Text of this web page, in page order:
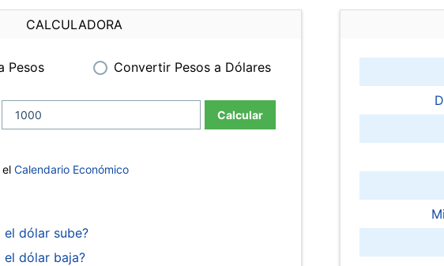
CALCULADORA
Pesos Convertir Pesos a Dólares
Calcular
el Calendario Económico
el dólar sube?
el dólar baja?